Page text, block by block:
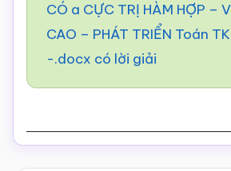
CÓ a CỰC TRỊ HÀM HỢP –
CAO – PHÁT TRIỂN Toán
-.docx có lời giải